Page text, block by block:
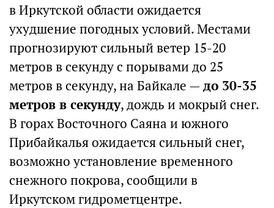
в Иркутской области ожидается
ухудшение погодных условий. Местами
прогнозируют сильный ветер 15-20
метров в секунду с порывами до 25
метров в секунду, на Байкале —до 30-35
метров в секунду, дождь и мокрый снег.
В горах Восточного Саяна и южного
Прибайкалья ожидается сильный снег,
возможно установление временного
снежного покрова, сообщили в
Иркутском гидрометцентре.